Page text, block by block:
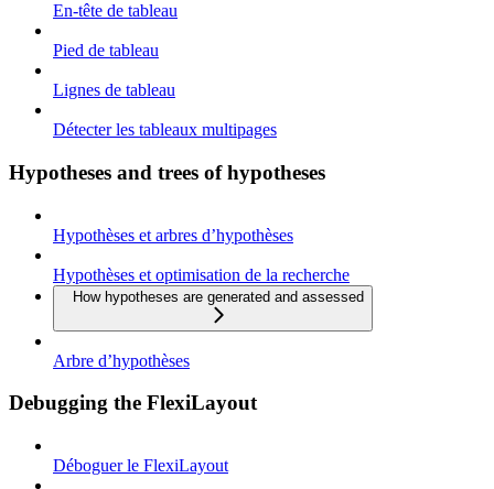
En-tête de tableau
Pied de tableau
Lignes de tableau
Détecter les tableaux multipages
Hypotheses and trees of hypotheses
Hypothèses et arbres d’hypothèses
Hypothèses et optimisation de la recherche
How hypotheses are generated and assessed
Arbre d’hypothèses
Debugging the FlexiLayout
Déboguer le FlexiLayout